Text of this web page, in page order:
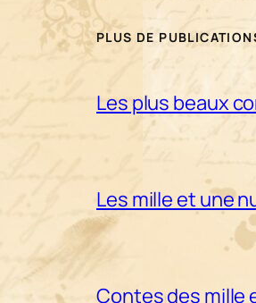
PLUS DE
Les plus beaux
Les mille et une
Contes des mille